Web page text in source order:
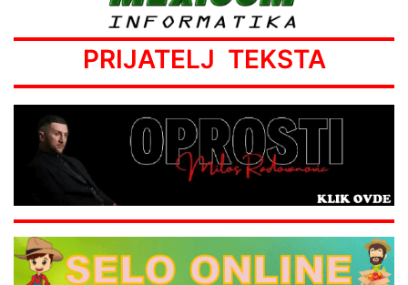
PRIJATELJ TEKSTA